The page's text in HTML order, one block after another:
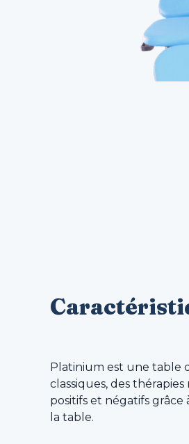
Platinium est une table
classiques, des
positifs et négatifs grâce
la table.